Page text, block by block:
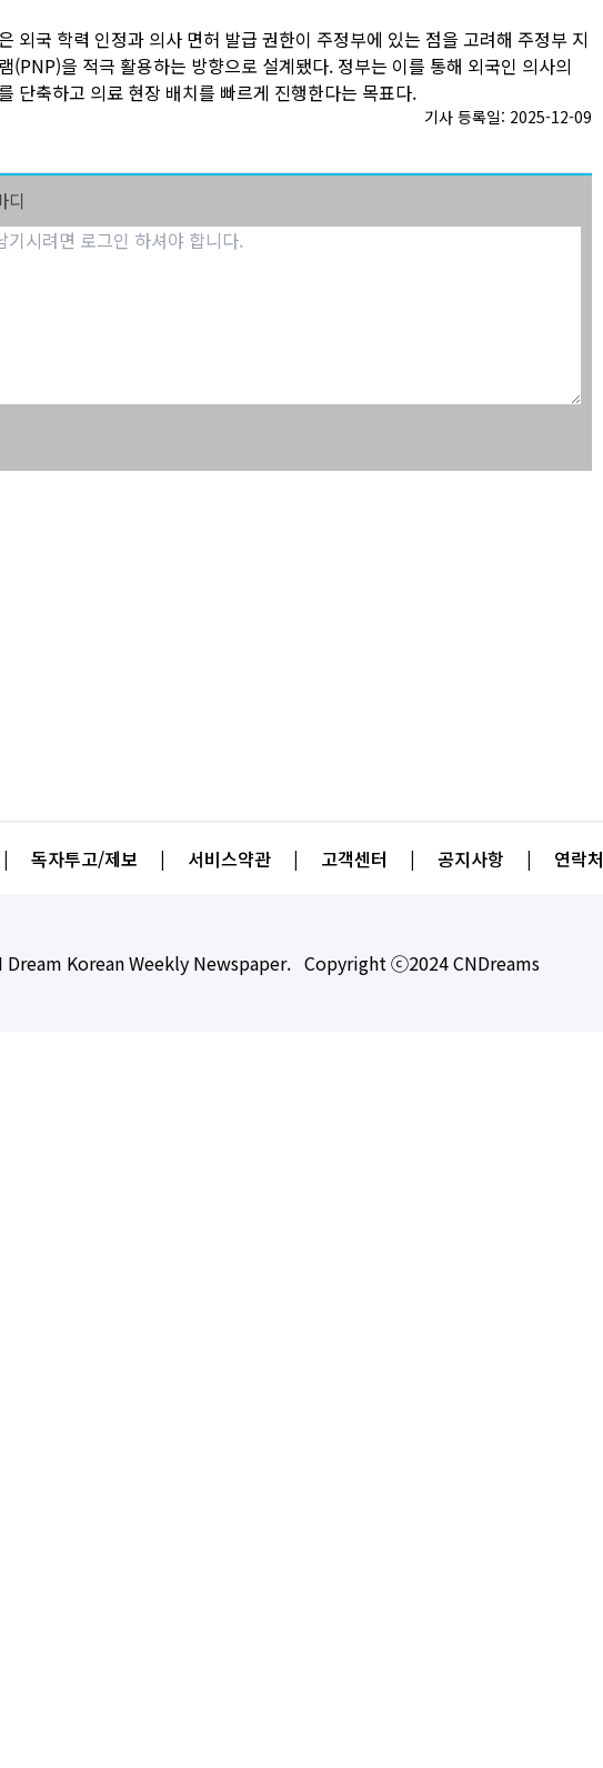
외국 학력 인정과 의사 면허 발급 권한이 주정부에 있는 점을 고려해 주정부 지
(PNP)을 적극 활용하는 방향으로 설계됐다. 정부는 이를 통해 외국인 의사의
단축하고 의료 현장 배치를 빠르게 진행한다는 목표다.
기사 등록일: 2025-12-09
디
| 독자투고/제보 | 서비스약관 | 고객센터 | 공지사항 | 연락처
Dream Korean Weekly Newspaper. Copyright ⓒ2024 CNDreams